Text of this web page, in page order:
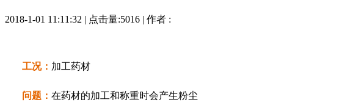
2018-1-01 11:11:32 | 点击量:5016 | 作者 :
工况： 加工药材
问题： 在药材的加工和称重时会产生粉尘